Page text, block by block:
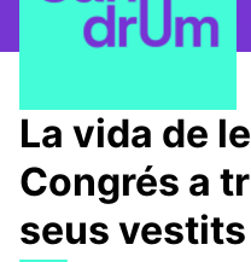
Taula de Memòries / 📸
La vida de
Congrés a
seus vestits